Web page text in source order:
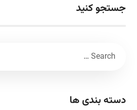
جستجو کنید
دسته بندی ها